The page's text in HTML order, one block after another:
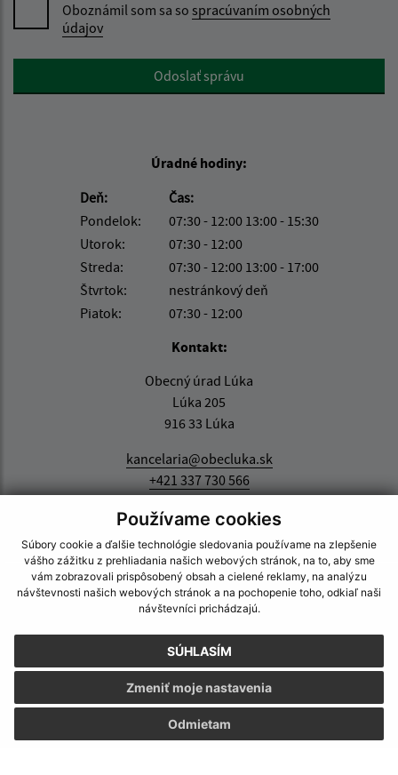
Používame cookies
Súbory cookie a ďalšie technológie sledovania používame na zlepšenie
vášho zážitku z prehliadania našich webových stránok, na to, aby sme
vám zobrazovali prispôsobený obsah a cielené reklamy, na analýzu
návštevnosti našich webových stránok a na pochopenie toho, odkiaľ naši
návštevníci prichádzajú.
SÚHLASÍM
Odmietam
Zmeniť moje nastavenia
Oboznámil som sa so spracúvaním osobných
údajov
Google reCaptcha ResponseOdoslať správu
Úradné hodiny:
Deň:
Čas:
Pondelok:
07:30 - 12:00 13:00 - 15:30
Utorok:
07:30 - 12:00
Streda:
07:30 - 12:00 13:00 - 17:00
Štvrtok:
nestránkový deň
Piatok:
07:30 - 12:00
Kontakt:
Obecný úrad Lúka
Lúka 205
916 33 Lúka
kancelaria@obecluka.sk
+421 337 730 566
IČO: 00311758